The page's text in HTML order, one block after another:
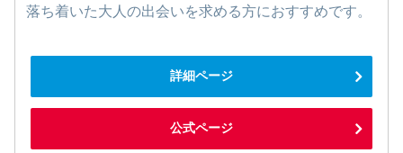
落ち着いた大人の出会いを求める方におすすめです。
詳細ページ
公式ページ